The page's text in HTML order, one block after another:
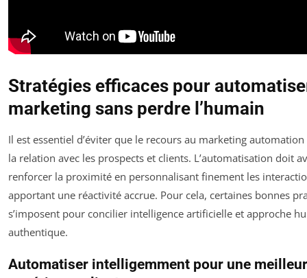
Stratégies efficaces pour
marketing sans perdre l’humain
Il est essentiel d’éviter que le recours au marketing
la relation avec les prospects et clients. L’automatisation doit
renforcer la proximité en personnalisant finement les
apportant une réactivité accrue. Pour cela, certaines bonnes
s’imposent pour concilier intelligence artificielle et approche
authentique.
Automatiser intelligemment pour une